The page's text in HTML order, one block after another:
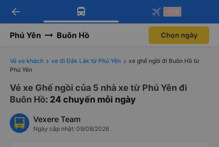
Tải app Vexere ngay!
Nhận ưu đãi thành viên độc
Mở app
Tải app Vexere
-30k/ghế khi đặt vé máy bay qua
Mở app
arrow_back -30k
Phú Yên Buôn Hồ Chọn ngày
Vé xe khách xe đi Đắk Lắk từ Phú Yên
xe ghế ngồi đi Buôn Hồ từ
Phú Yên
Vé xe Ghế ngồi của 5 nhà xe từ Phú Yên đi
Buôn Hồ: 24 chuyến mỗi ngày
Vexere Team
Ngày cập nhật: 09/08/2026